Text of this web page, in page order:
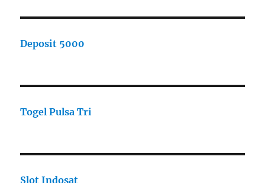
Deposit 5000
Togel Pulsa Tri
Slot Indosat